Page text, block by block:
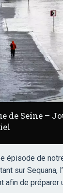
de Seine –
épisode de
sur Sequana,
afin de préparer